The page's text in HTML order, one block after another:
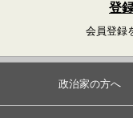
登
会員登録
政治家の方へ